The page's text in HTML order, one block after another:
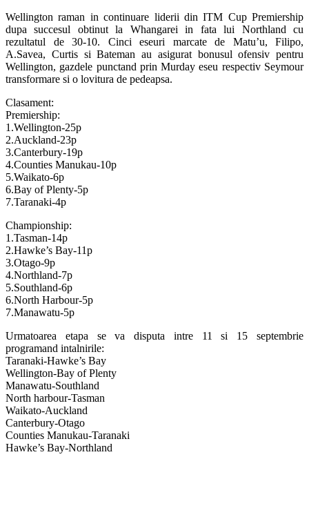
Wellington raman in continuare liderii din ITM Cup Premiership
dupa succesul obtinut la Whangarei in fata lui Northland cu
rezultatul de 30-10. Cinci eseuri marcate de Matu’u, Filipo,
A.Savea, Curtis si Bateman au asigurat bonusul ofensiv pentru
Wellington, gazdele punctand prin Murday eseu respectiv Seymour
transformare si o lovitura de pedeapsa.
Clasament:
Premiership:
1.Wellington-25p
2.Auckland-23p
3.Canterbury-19p
4.Counties Manukau-10p
5.Waikato-6p
6.Bay of Plenty-5p
7.Taranaki-4p
Championship:
1.Tasman-14p
2.Hawke’s Bay-11p
3.Otago-9p
4.Northland-7p
5.Southland-6p
6.North Harbour-5p
7.Manawatu-5p
Urmatoarea etapa se va disputa intre 11 si 15 septembrie
programand intalnirile:
Taranaki-Hawke’s Bay
Wellington-Bay of Plenty
Manawatu-Southland
North harbour-Tasman
Waikato-Auckland
Canterbury-Otago
Counties Manukau-Taranaki
Hawke’s Bay-Northland